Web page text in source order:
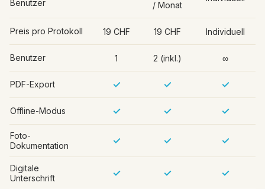
Benutzer / Monat
Preis pro Protokoll 19 CHF 19 CHF Individuell
Benutzer 1 2 (inkl.) ∞
PDF-Export ✓ ✓ ✓
Offline-Modus ✓ ✓ ✓
Foto-
Dokumentation
✓ ✓ ✓
Digitale
Unterschrift
✓ ✓ ✓